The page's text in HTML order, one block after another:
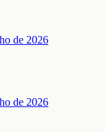
de 2026
de 2026